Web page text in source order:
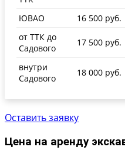
ЮВАО 16 500 руб.
от ТТК до
Садового
17 500 руб.
внутри
Садового
18 000 руб.
Оставить заявку
Цена на аренду